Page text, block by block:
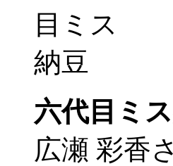
六代目ミ
広瀬 彩香